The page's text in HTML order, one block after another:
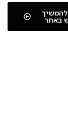
במושב שדה
להגשים חלום
לשמוח
מרחבי
היקרים
להמשיך
באתר